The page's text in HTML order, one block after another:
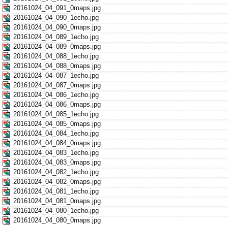
20161024_04_091_0maps.jpg
20161024_04_090_1echo.jpg
20161024_04_090_0maps.jpg
20161024_04_089_1echo.jpg
20161024_04_089_0maps.jpg
20161024_04_088_1echo.jpg
20161024_04_088_0maps.jpg
20161024_04_087_1echo.jpg
20161024_04_087_0maps.jpg
20161024_04_086_1echo.jpg
20161024_04_086_0maps.jpg
20161024_04_085_1echo.jpg
20161024_04_085_0maps.jpg
20161024_04_084_1echo.jpg
20161024_04_084_0maps.jpg
20161024_04_083_1echo.jpg
20161024_04_083_0maps.jpg
20161024_04_082_1echo.jpg
20161024_04_082_0maps.jpg
20161024_04_081_1echo.jpg
20161024_04_081_0maps.jpg
20161024_04_080_1echo.jpg
20161024_04_080_0maps.jpg